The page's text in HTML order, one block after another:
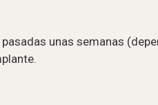
unas semanas